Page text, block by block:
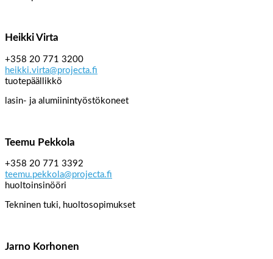
Heikki Virta
+358 20 771 3200
heikki.virta@projecta.fi
tuotepäällikkö
lasin- ja alumiinintyöstökoneet
Teemu Pekkola
+358 20 771 3392
teemu.pekkola@projecta.fi
huoltoinsinööri
Tekninen tuki, huoltosopimukset
Jarno Korhonen